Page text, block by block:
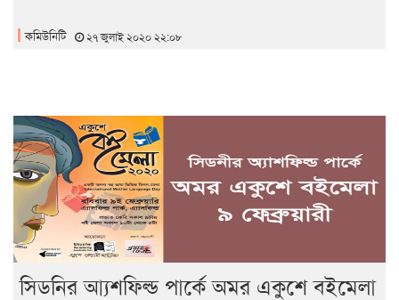
কমিউনিটি ২৭ জুলাই ২০২০ ২২:০৮
সিডনির আ্যশফিল্ড পার্কে অমর একুশে বইমেলা